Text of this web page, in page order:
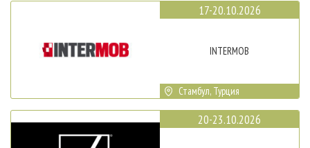
17-20.10.2026
INTERMOB
Стамбул, Турция
20-23.10.2026